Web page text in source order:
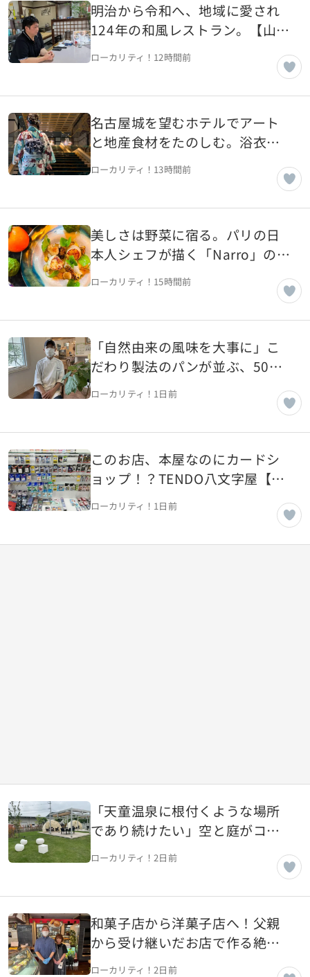
明治から令和へ、地域に愛され
124年の和風レストラン。【山形
県中山町】
ローカリティ！ 12時間前
名古屋城を望むホテルでアート
と地産食材をたのしむ。浴衣で
過ごす母娘の夏の記憶【愛知県
ローカリティ！ 13時間前
美しさは野菜に宿る。パリの日
本人シェフが描く「Narro」の芸
術的一皿【フランス・パリ】
ローカリティ！ 15時間前
「自然由来の風味を大事に」こ
だわり製法のパンが並ぶ、50年
続く老舗パン屋【山形県山形
市】
ローカリティ！ 1日前
このお店、本屋なのにカードシ
ョップ！？TENDO八文字屋【山
形県天童市】
ローカリティ！ 1日前
「天童温泉に根付くような場所
であり続けたい」空と庭がコン
セプトのカフェ【山形県天童
市】
ローカリティ！2日前
和菓子店から洋菓子店へ！父親
から受け継いだお店で作る絶品
洋菓子【山形県山形市】
ローカリティ！2日前